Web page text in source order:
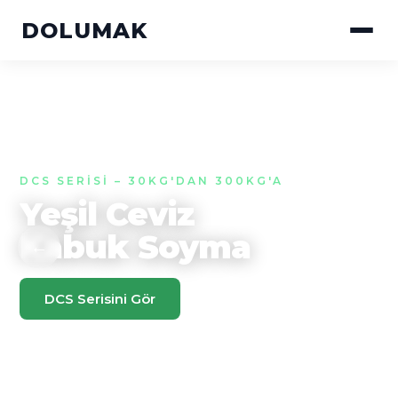
DOLUMAK
DCS SERISI – 30KG'DAN 300KG'A
Yeşil Ceviz
Kabuk Soyma
DCS Serisini Gör